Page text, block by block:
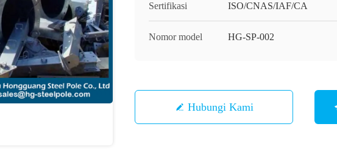
Sertifikasi ISO/CNAS/IAF/CA
Nomor model HG-SP-002
Hubungi Kami